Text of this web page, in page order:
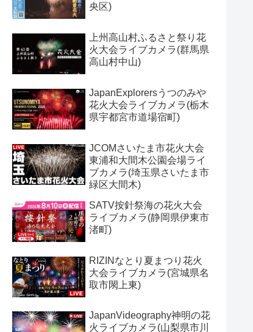
央区)
上州高山村ふるさと祭り花
火大会ライブカメラ(群馬県
高山村中山)
JapanExplorersうつのみや
花火大会ライブカメラ(栃木
県宇都宮市道場宿町)
JCOMさいたま市花火大会
東浦和大間木公園会場ライ
ブカメラ(埼玉県さいたま市
緑区大間木)
SATV按針祭海の花火大会
ライブカメラ(静岡県伊東市
渚町)
RIZINなとり夏まつり花火
大会ライブカメラ(宮城県名
取市閖上東)
JapanVideography神明の花
火ライブカメラ(山梨県市川